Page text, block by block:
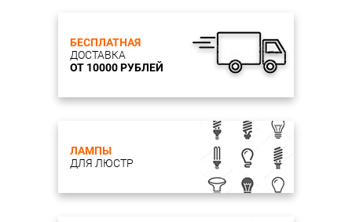
БЕСПЛАТНАЯ
ДОСТАВКА
ОТ 10000 РУБЛЕЙ
ЛАМПЫ
ДЛЯ ЛЮСТР